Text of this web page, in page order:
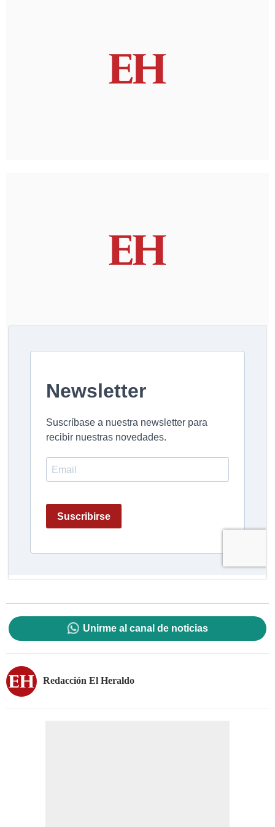
Unirme al canal de noticias
Redacción El Heraldo